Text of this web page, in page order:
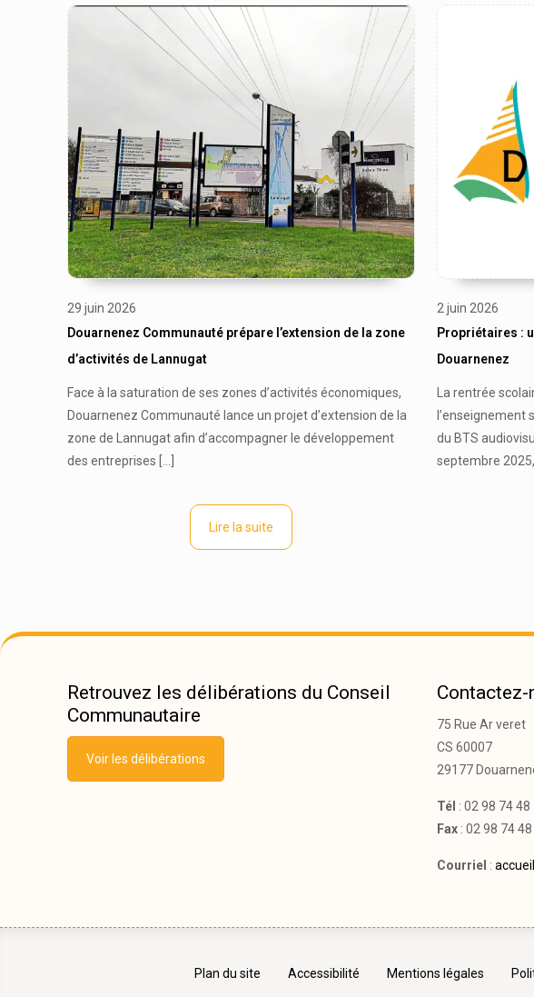
29 juin 2026
Douarnenez Communauté prépare l’extension de la zone
d’activités de Lannugat
Face à la saturation de ses zones d’activités économiques,
Douarnenez Communauté lance un projet d’extension de la
zone de Lannugat afin d’accompagner le développement
des entreprises
Lire la suite
2 juin 2026
Propriétaires :
Douarnenez
La rentrée
l’enseignement
du BTS
septembre 2025,
Retrouvez les délibérations du Conseil
Communautaire
Voir les délibérations
Contactez-
75 Rue Ar veret
CS 60007
29177
Tél : 02 98 74 48
Fax: 02 98 74 48
Courriel :
Plan du site Accessibilité Mentions légales